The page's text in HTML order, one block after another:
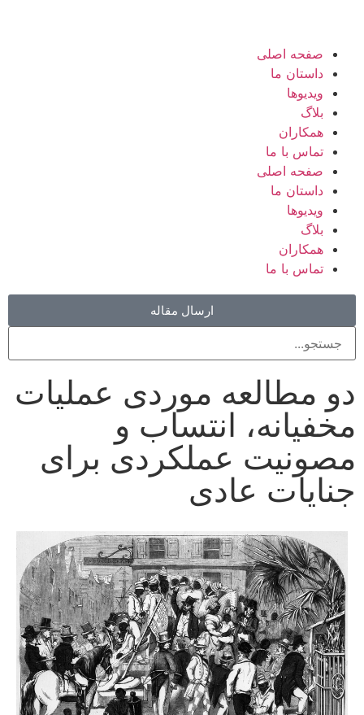
صفحه اصلی
داستان ما
ویدیوها
بلاگ
همکاران
تماس با ما
صفحه اصلی
داستان ما
ویدیوها
بلاگ
همکاران
تماس با ما
ارسال مقاله
دو مطالعه موردی عملیات
مخفیانه، انتساب و
مصونیت عملکردی برای
جنایات عادی